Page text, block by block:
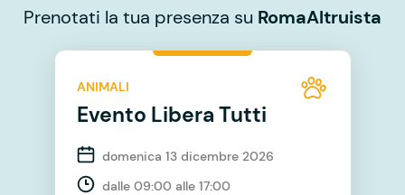
Prenotati la tua presenza su RomaAltruista
ANIMALI
Evento Libera Tutti
domenica 13 dicembre 2026
dalle 09:00 alle 17:00